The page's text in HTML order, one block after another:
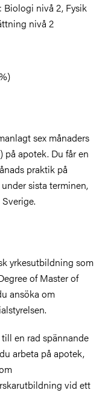
Biologi nivå 2, Fysik
nivå 2
sex månaders
apotek. Du får en
praktik på
sista terminen,
yrkesutbildning som
of Master of
ansöka om
en rad spännande
arbeta på apotek,
vid ett